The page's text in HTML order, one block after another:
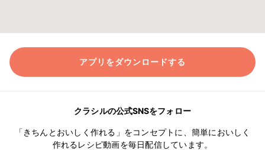
アプリをダウンロードする
クラシルの公式SNSをフォロー
「きちんとおいしく作れる」をコンセプトに、簡単においしく
作れるレシピ動画を毎日配信しています。